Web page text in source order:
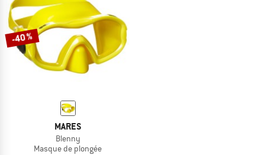
LE DÉSTOCKAGE
-40 %
MARES
Blenny
Masque de plongée